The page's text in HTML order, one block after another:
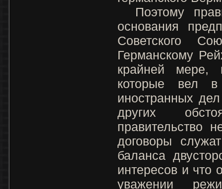
Поэтому
основания
Советского
Германскому
крайней мере,
которые вел в
иностранных
других
правительство
договоры
баланса
интересов и что
уважении